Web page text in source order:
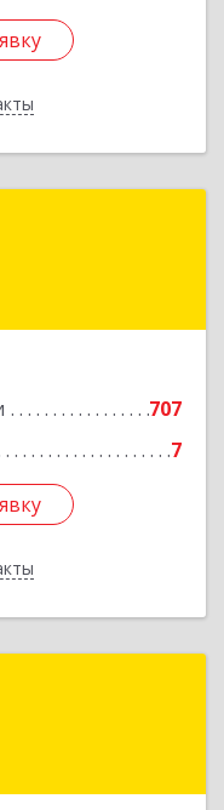
707
7
Волжский г, им